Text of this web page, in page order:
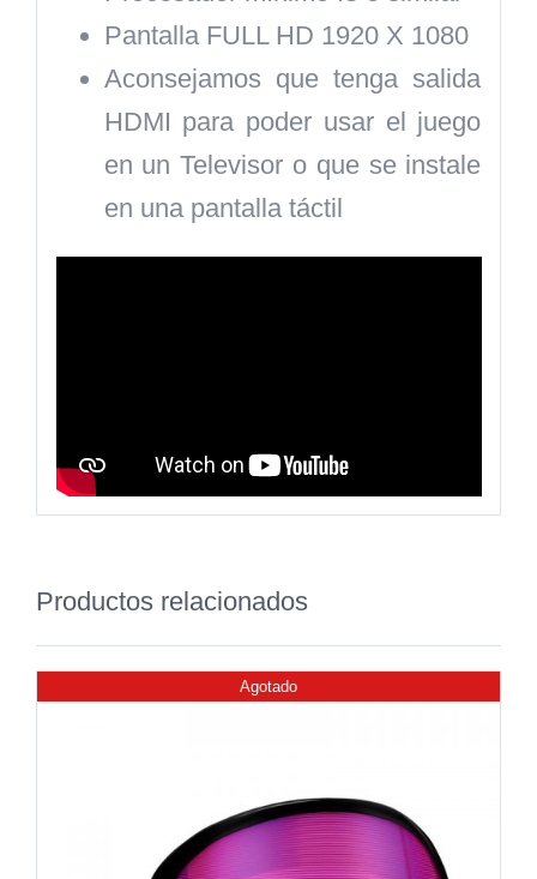
Pantalla FULL HD 1920 X 1080
Aconsejamos que tenga salida
HDMI para poder usar el juego
en un Televisor o que se instale
en una pantalla táctil
Productos relacionados
Agotado